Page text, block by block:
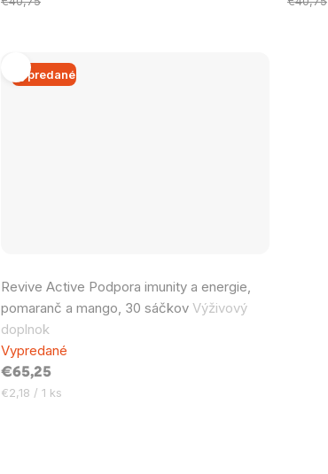
Vypredané
Revive Active Podpora imunity a energie,
pomaranč a mango, 30 sáčkov Výživový
doplnok
Vypredané
€65,25
Jednotková
€2,18 / 1 ks